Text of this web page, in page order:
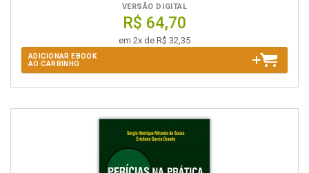
VERSÃO DIGITAL
R$ 64,70
em 2x de R$ 32,35
ADICIONAR EBOOK
AO CARRINHO